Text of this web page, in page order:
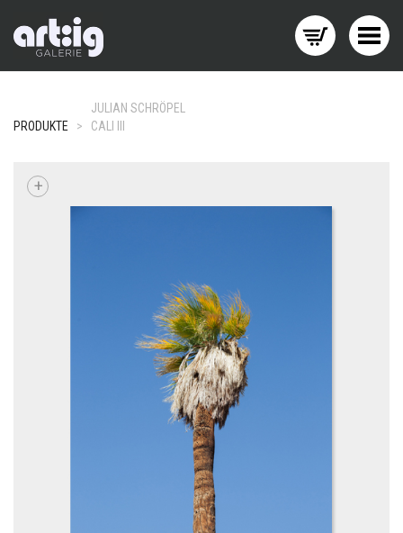
Menü wechseln
PRODUKTE >
JULIAN SCHRÖPEL
CALI III
+